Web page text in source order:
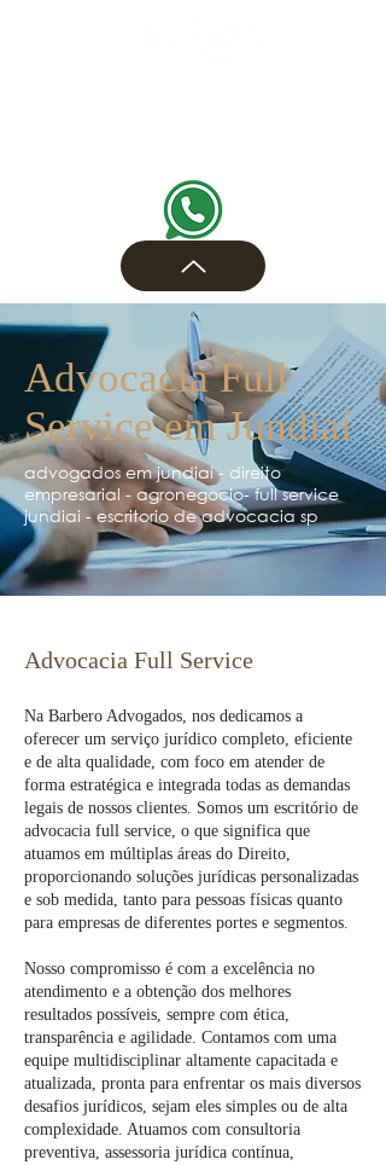
Advocacia Full
Service em Jundiaí
advogados em jundiaí - direito
empresarial - agronegocio- full service
jundiai - escritorio de advocacia sp
Advocacia Full Service
Na Barbero Advogados, nos dedicamos a
oferecer um serviço jurídico completo, eficiente
e de alta qualidade, com foco em atender de
forma estratégica e integrada todas as demandas
legais de nossos clientes. Somos um escritório de
advocacia full service, o que significa que
atuamos em múltiplas áreas do Direito,
proporcionando soluções jurídicas personalizadas
e sob medida, tanto para pessoas físicas quanto
para empresas de diferentes portes e segmentos.
Nosso compromisso é com a excelência no
atendimento e a obtenção dos melhores
resultados possíveis, sempre com ética,
transparência e agilidade. Contamos com uma
equipe multidisciplinar altamente capacitada e
atualizada, pronta para enfrentar os mais diversos
desafios jurídicos, sejam eles simples ou de alta
complexidade. Atuamos com consultoria
preventiva, assessoria jurídica contínua,